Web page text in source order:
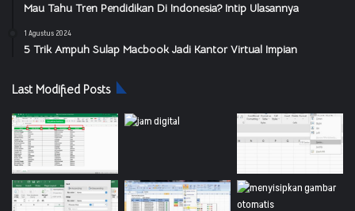
Mau Tahu Tren Pendidikan Di Indonesia? Intip Ulasannya
1 Agustus 2024
5 Trik Ampuh Sulap Macbook Jadi Kantor Virtual Impian
Last Modified Posts